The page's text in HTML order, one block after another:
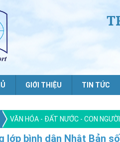
GIỚI THIỆU TIN TỨC
VĂN HÓA - ĐẤT NƯỚC - CON
lớp bình dân Nhật Bản